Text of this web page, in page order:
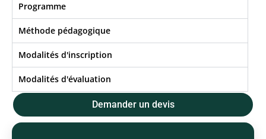
Programme
Méthode pédagogique
Modalités d'inscription
Modalités d'évaluation
Demander un devis